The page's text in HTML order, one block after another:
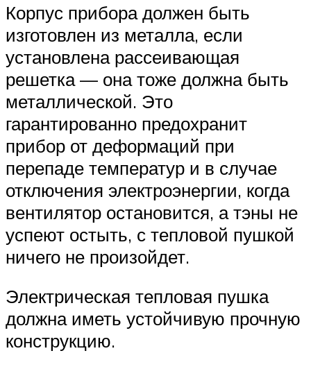
Корпус прибора должен быть
изготовлен из металла, если
установлена рассеивающая
решетка — она тоже должна быть
металлической. Это
гарантированно предохранит
прибор от деформаций при
перепаде температур и в случае
отключения электроэнергии, когда
вентилятор остановится, а тэны не
успеют остыть, с тепловой пушкой
ничего не произойдет.
Электрическая тепловая пушка
должна иметь устойчивую прочную
конструкцию.